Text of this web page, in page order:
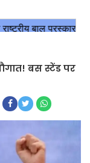
बस स्टेंड पर